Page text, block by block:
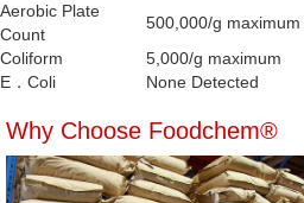
Aerobic Plate
Count
500,000/g maximum
Coliform
5,000/g maximum
E．Coli
None Detected
Why Choose Foodchem®